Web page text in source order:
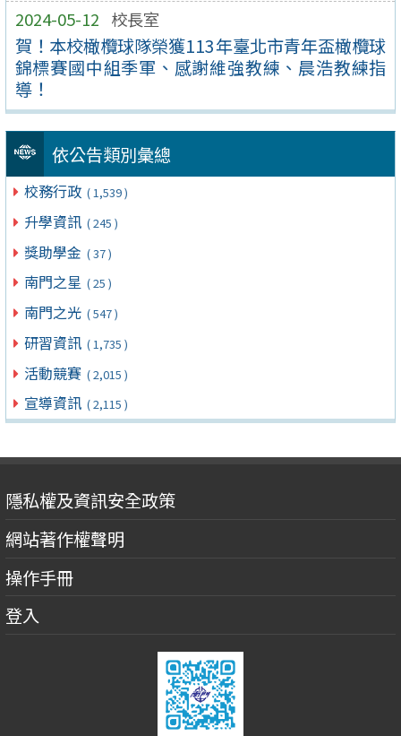
2024-05-12 校長室
賀！本校橄欖球隊榮獲113年臺北市青年盃橄欖球
錦標賽國中組季軍、感謝維強教練、晨浩教練指
導！
依公告類別彙總
校務行政 ( 1,539 )
升學資訊 ( 245 )
獎助學金 ( 37 )
南門之星 ( 25 )
南門之光 ( 547 )
研習資訊 ( 1,735 )
活動競賽 ( 2,015 )
宣導資訊 ( 2,115 )
隱私權及資訊安全政策
網站著作權聲明
操作手冊
登入